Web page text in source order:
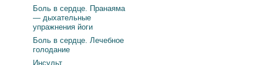
Боль в сердце. Пранаяма
— дыхательные
упражнения йоги
Боль в сердце. Лечебное
голодание
Инсульт